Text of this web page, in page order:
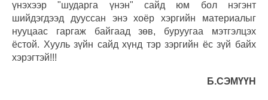
үнэхээр "шударга үнэн" сайд юм бол нэгэнт
шийдэгдээд дууссан энэ хоёр хэргийн материалыг
нууцаас гаргаж байгаад зөв, буруугаа мэтгэлцэх
ёстой. Хууль зүйн сайд хүнд тэр зэргийн ёс зүй байх
хэрэгтэй!!!
Б.СЭМҮҮН